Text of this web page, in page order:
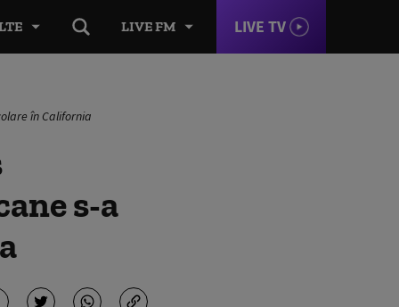
LIVE FM LIVE TV
în California
s-a